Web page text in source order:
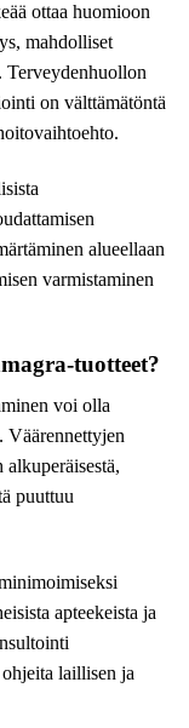
ottaa huomioon
mahdolliset
Terveydenhuollon
on välttämätöntä
alueellaan
varmistaminen
tuotteet?
voi olla
Väärennettyjen
puuttuu
apteekeista ja
laillisen ja